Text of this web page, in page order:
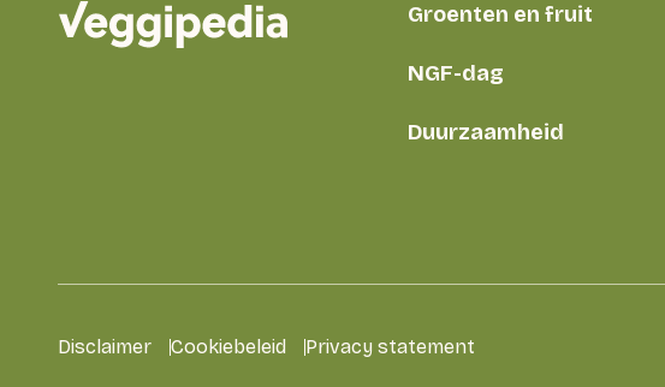
Groenten en fruit
NGF-dag
Duurzaamheid
Disclaimer Cookiebeleid Privacy statement